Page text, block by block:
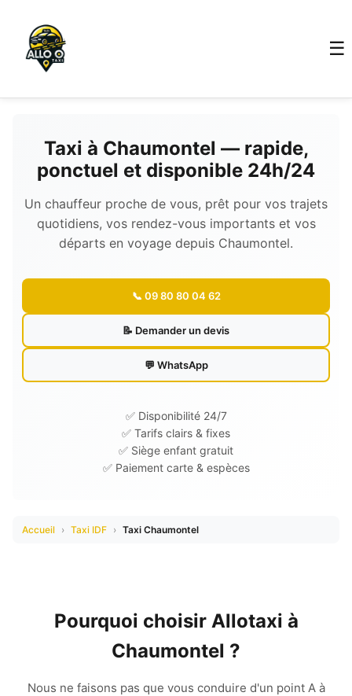
☰
Taxi à Chaumontel — rapide,
ponctuel et disponible 24h/24
Un chauffeur proche de vous, prêt pour vos trajets
quotidiens, vos rendez-vous importants et vos
départs en voyage depuis Chaumontel.
📞 09 80 80 04 62
📝 Demander un devis
💬 WhatsApp
✅ Disponibilité 24/7
✅ Tarifs clairs & fixes
✅ Siège enfant gratuit
✅ Paiement carte & espèces
Accueil › Taxi IDF › Taxi Chaumontel
Pourquoi choisir Allotaxi à
Chaumontel ?
Nous ne faisons pas que vous conduire d'un point A à